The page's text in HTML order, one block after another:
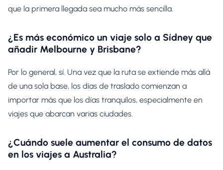
que la primera llegada sea mucho más sencilla.
¿Es más económico un viaje solo a Sídney que
añadir Melbourne y Brisbane?
Por lo general, sí. Una vez que la ruta se extiende más allá
de una sola base, los días de traslado comienzan a
importar más que los días tranquilos, especialmente en
viajes que abarcan varias ciudades.
¿Cuándo suele aumentar el consumo de datos
en los viajes a Australia?